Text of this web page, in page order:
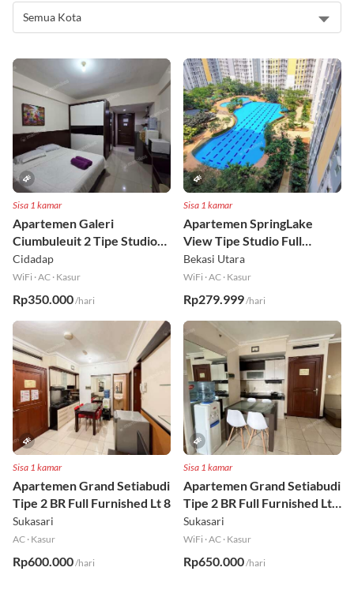
Sisa 1 kamar
Apartemen Galeri
Ciumbuleuit 2 Tipe Studio
Full Furnished Lt 30
Cidadap
WiFi ·AC · Kasur
Rp350.000/hari
Sisa 1 kamar
Apartemen SpringLake
View Tipe Studio Full
Furnished Lt 2
Bekasi Utara
WiFi ·AC · Kasur
Rp279.999/hari
Sisa 1 kamar
Apartemen Grand Setiabudi
Tipe 2 BR Full Furnished Lt 8
Sukasari
AC · Kasur
Rp600.000/hari
Sisa 1 kamar
Apartemen Grand Setiabudi
Tipe 2 BR Full Furnished Lt
19
Sukasari
WiFi ·AC · Kasur
Rp650.000/hari